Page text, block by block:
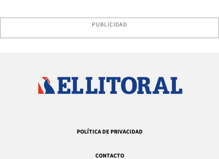
PUBLICIDAD
POLÍTICA DE PRIVACIDAD
CONTACTO